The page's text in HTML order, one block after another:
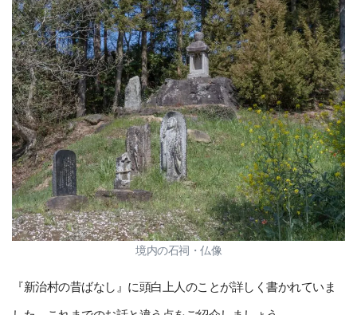
境内の石祠・仏像
『新治村の昔ばなし』に頭白上人のことが詳しく書かれていま